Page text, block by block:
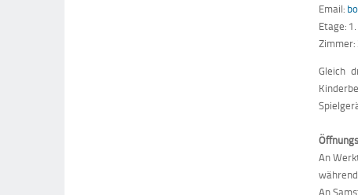
Email:
Etage: 1.
Zimmer:
Gleich
An
An